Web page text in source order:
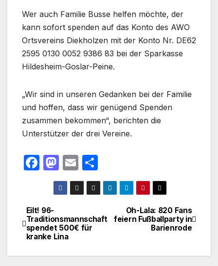
Wer auch Familie Busse helfen möchte, der
kann sofort spenden auf das Konto des AWO
Ortsvereins Diekholzen mit der Konto Nr. DE62
2595 0130 0052 9386 83 bei der Sparkasse
Hildesheim-Goslar-Peine.
„Wir sind in unseren Gedanken bei der Familie
und hoffen, dass wir genügend Spenden
zusammen bekommen“, berichten die
Unterstützer der drei Vereine.
F
e
b
o
o
M
a
st
d
o
n
E
m
ail
ei
le
Beitragsnavigation
Oh-Lala: 820 Fans
feiern Fußballparty in
Barienrode
Eilt! 96-
Traditionsmannschaft
spendet 500€ für
kranke Lina